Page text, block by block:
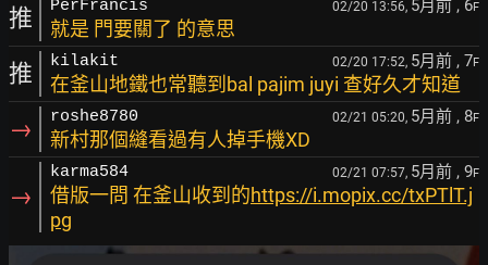
推 PerFrancis 02/20 13:56, 5月前 , 6F
就是 門要關了 的意思
推 kilakit 02/20 17:52, 5月前 , 7F
在釜山地鐵也常聽到bal pajim juyi 查好久才知道
→ roshe8780 02/21 05:20, 5月前 , 8F
新村那個縫看過有人掉手機XD
→
karma584 02/21 07:57, 5月前 , 9F
借版一問 在釜山收到的https://i.mopix.cc/txPTlT.j
pg